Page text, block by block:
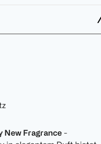
New Fragrance -